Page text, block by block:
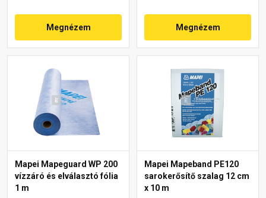
Megnézem Megnézem
Mapei Mapeguard WP 200
vízzáró és elválasztó fólia
1 m
Mapei Mapeband PE120
sarokerősítő szalag 12 cm
x 10 m